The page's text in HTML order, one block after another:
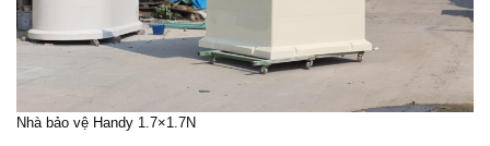
Nhà bảo vệ Handy 1.7×1.7N